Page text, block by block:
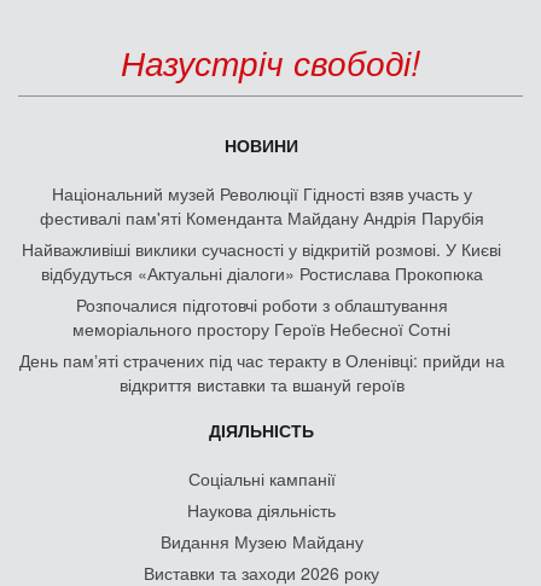
Назустріч свободі!
НОВИНИ
Національний музей Революції Гідності взяв участь у
фестивалі пам'яті Коменданта Майдану Андрія Парубія
Найважливіші виклики сучасності у відкритій розмові. У Києві
відбудуться «Актуальні діалоги» Ростислава Прокопюка
Розпочалися підготовчі роботи з облаштування
меморіального простору Героїв Небесної Сотні
День памʼяті страчених під час теракту в Оленівці: прийди на
відкриття виставки та вшануй героїв
ДІЯЛЬНІСТЬ
Соціальні кампанії
Наукова діяльність
Видання Музею Майдану
Виставки та заходи 2026 року